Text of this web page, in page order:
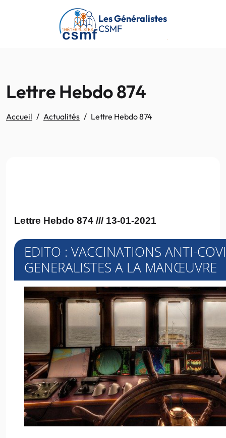
Passer au contenu principal
Les Généralistes
CSMF
Lettre Hebdo 874
Accueil Actualités Lettre Hebdo 874
Lettre Hebdo 874 /// 13-01-2021
EDITO : VACCINATIONS ANTI-
GENERALISTES A LA MANŒUVRE